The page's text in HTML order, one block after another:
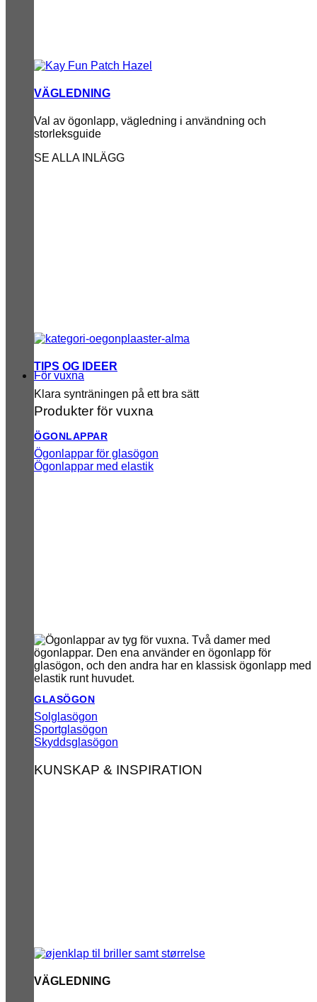
VÄGLEDNING
Val av ögonlapp, vägledning i användning och
storleksguide
SE ALLA INLÄGG
TIPS OG IDEER
Klara synträningen på ett bra sätt
För vuxna
Produkter för vuxna
ÖGONLAPPAR
Ögonlappar för glasögon
Ögonlappar med elastik
GLASÖGON
Solglasögon
Sportglasögon
Skyddsglasögon
KUNSKAP & INSPIRATION
VÄGLEDNING